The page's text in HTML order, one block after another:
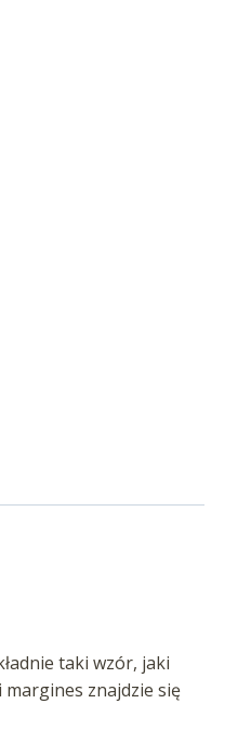
taki wzór, jaki
znajdzie się